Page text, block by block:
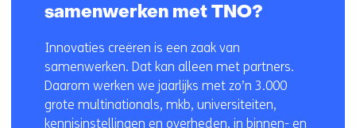
samenwerken met TNO?
Innovaties creëren is een zaak van
samenwerken. Dat kan alleen met partners.
Daarom werken we jaarlijks met zo’n 3.000
grote multinationals, mkb, universiteiten,
kennisinstellingen en overheden, in binnen- en